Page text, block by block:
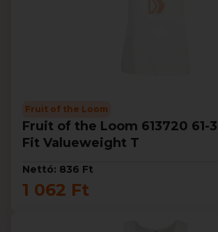
Fruit of the Loom
Fruit of the Loom 613720 61-
Fit Valueweight T
Nettó: 836 Ft
1 062 Ft